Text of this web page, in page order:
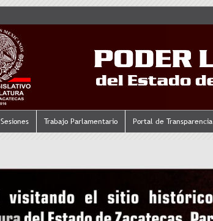
Sesiones Trabajo Parlamentario Portal de Transparencia